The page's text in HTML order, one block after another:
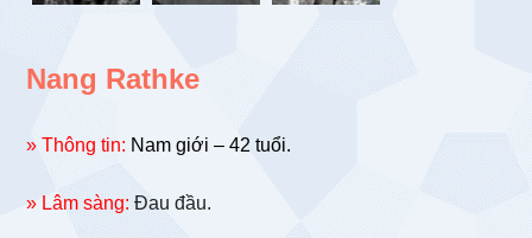
Nang Rathke
» Thông tin: Nam giới – 42 tuổi.
» Lâm sàng: Đau đầu.